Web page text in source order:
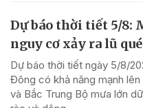
Dự báo thời tiết 5/8:
nguy cơ xảy ra lũ
Dự báo thời tiết ngày 5/8/
Đông có khả năng mạnh
và Bắc Trung Bộ mưa lớn